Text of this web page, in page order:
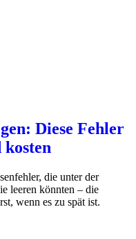
Diese Fehler
die unter der
leeren könnten – die
wenn es zu spät ist.